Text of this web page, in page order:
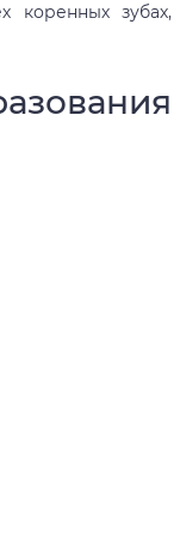
коренных зубах,